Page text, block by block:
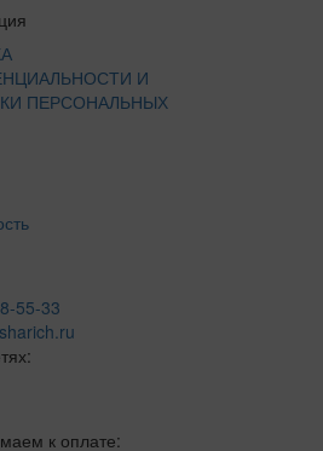
И
ПЕРСОНАЛЬНЫХ
55-33
к оплате: